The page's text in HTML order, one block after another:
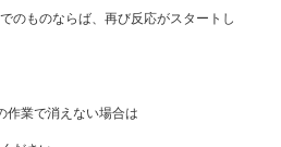
のものならば、再び反応がスタートし
作業で消えない場合は